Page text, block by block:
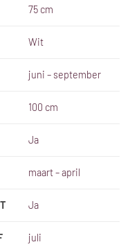
75 cm
Wit
juni – september
100 cm
Ja
maart – april
Ja
juli